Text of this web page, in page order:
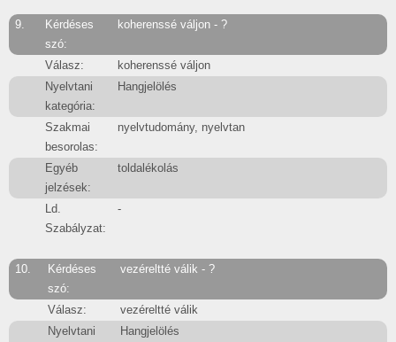
9.
Kérdéses
szó:
koherenssé váljon - ?
Válasz:
koherenssé váljon
Nyelvtani
kategória:
Hangjelölés
Szakmai
besorolas:
nyelvtudomány, nyelvtan
Egyéb
jelzések:
toldalékolás
Ld.
Szabályzat:
-
10.
Kérdéses
szó:
vezéreltté válik - ?
Válasz:
vezéreltté válik
Nyelvtani
Hangjelölés